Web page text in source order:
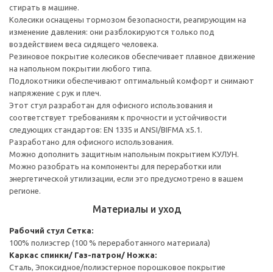
стирать в машине.
Колесики оснащены тормозом безопасности, реагирующим на
изменение давления: они разблокируются только под
воздействием веса сидящего человека.
Резиновое покрытие колесиков обеспечивает плавное движение
на напольном покрытии любого типа.
Подлокотники обеспечивают оптимальный комфорт и снимают
напряжение с рук и плеч.
Этот стул разработан для офисного использования и
соответствует требованиям к прочности и устойчивости
следующих стандартов: EN 1335 и ANSI/BIFMA x5.1.
Разработано для офисного использования.
Можно дополнить защитным напольным покрытием КУЛУН.
Можно разобрать на компоненты для переработки или
энергетической утилизации, если это предусмотрено в вашем
регионе.
Материалы и уход
Рабочий стул Сетка:
100% полиэстер (100 % переработанного материала)
Каркас спинки/ Газ-патрон/ Ножка:
Сталь, Эпоксидное/полиэстерное порошковое покрытие